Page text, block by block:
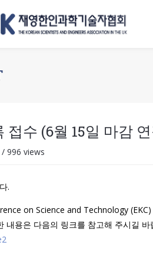
접수 (6월 15일 마감
/ 996 views
.
on Science and Technology
내용은 다음의 링크를 참고해 주시길 바